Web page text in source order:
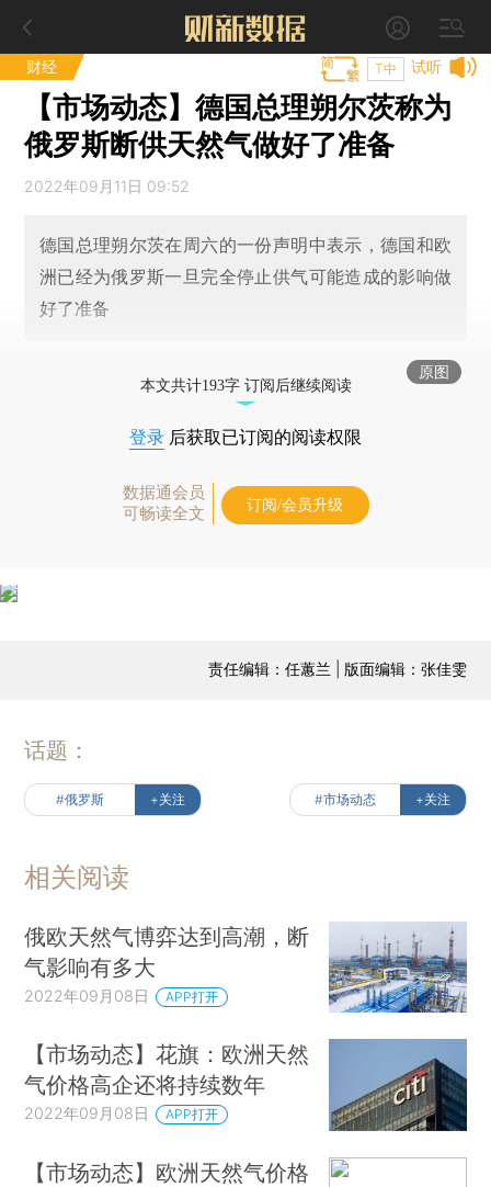
财经 试听
T中
【市场动态】德国总理朔尔茨称为
俄罗斯断供天然气做好了准备
2022年09月11日 09:52
德国总理朔尔茨在周六的一份声明中表示，德国和欧
洲已经为俄罗斯一旦完全停止供气可能造成的影响做
好了准备
原图
本文共计193字 订阅后继续阅读
登录 后获取已订阅的阅读权限
数据通会员
可畅读全文
订阅/会员升级
责任编辑：任蕙兰 | 版面编辑：张佳雯
话题：
#俄罗斯 +关注 #市场动态 +关注
相关阅读
俄欧天然气博弈达到高潮，断
气影响有多大
2022年09月08日 APP打开
【市场动态】花旗：欧洲天然
气价格高企还将持续数年
2022年09月08日 APP打开
【市场动态】欧洲天然气价格